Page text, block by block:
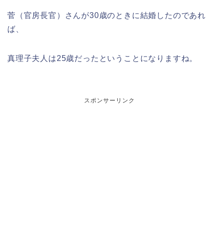
菅（官房長官）さんが30歳のときに結婚したのであれ
ば、
真理子夫人は25歳だったということになりますね。
スポンサーリンク